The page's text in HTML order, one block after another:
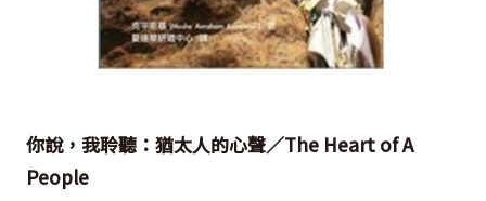
你說，我聆聽：猶太人的心聲／The Heart of A
People